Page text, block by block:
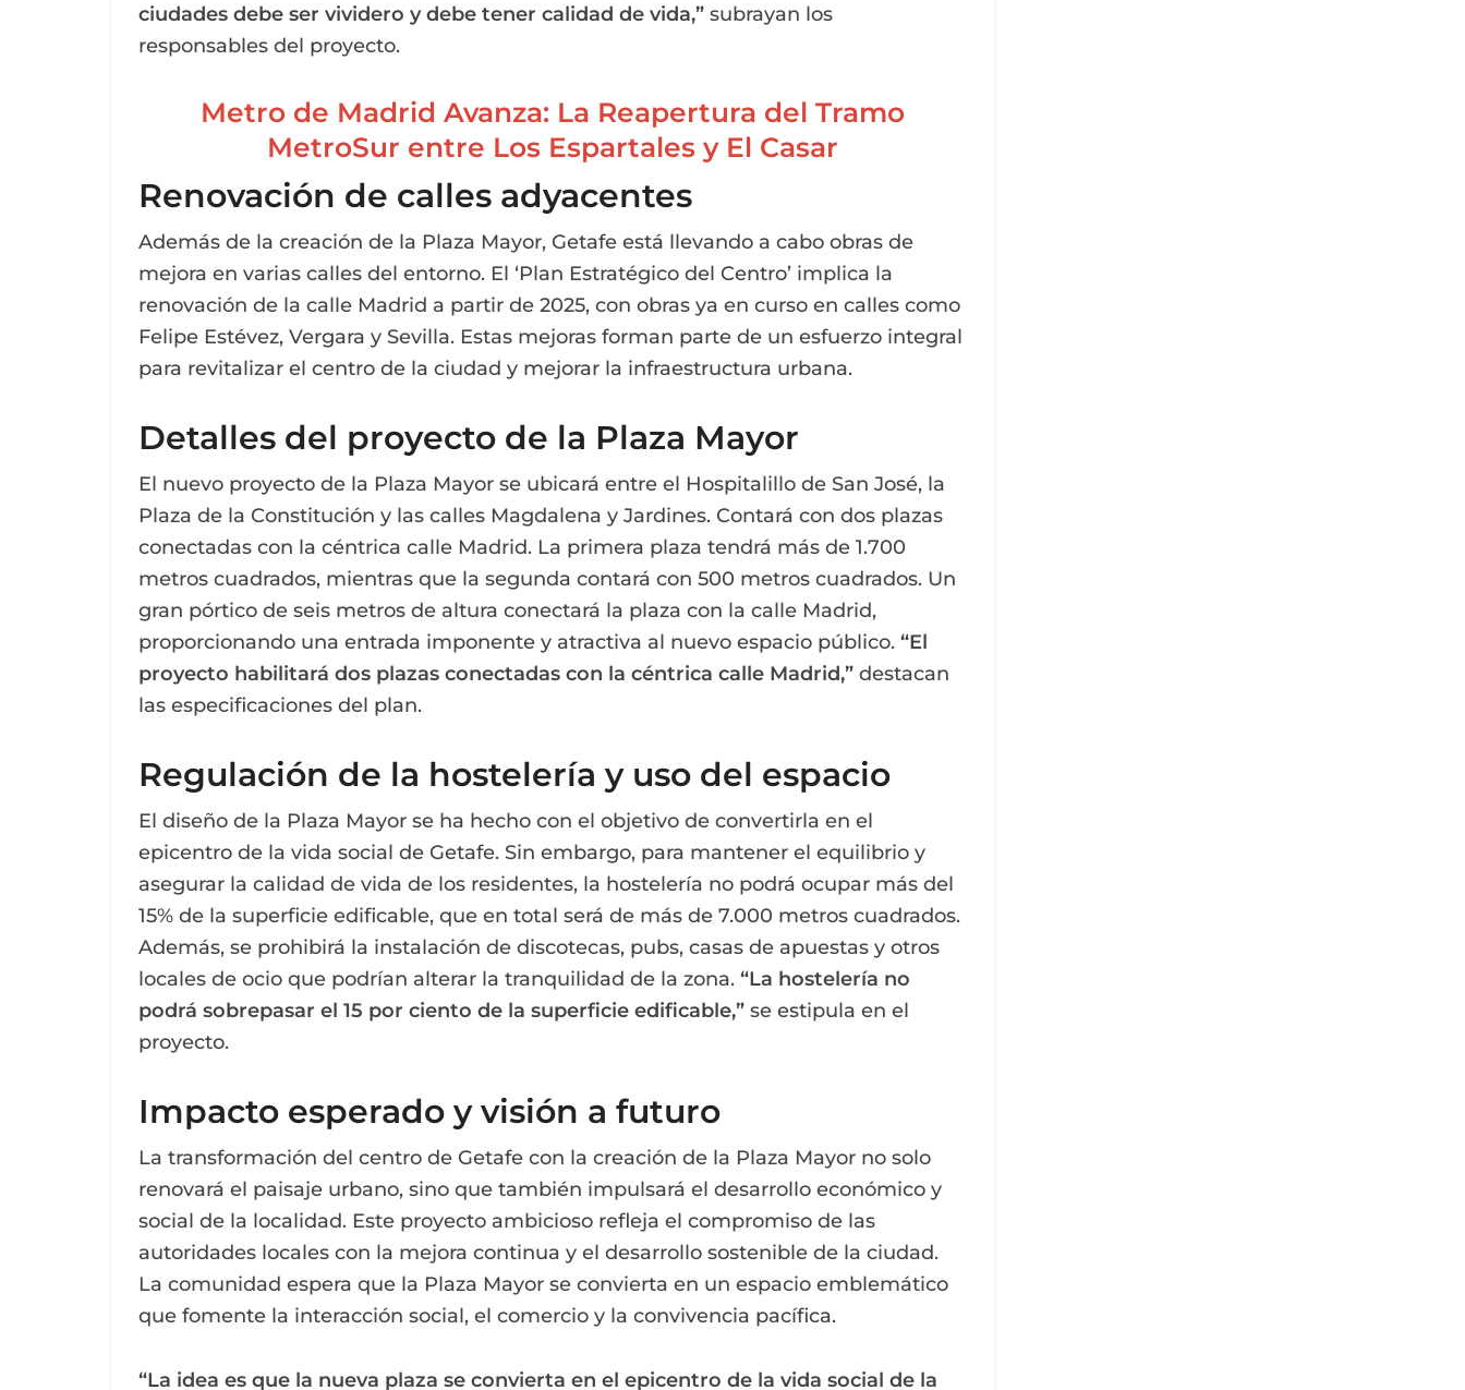
ciudades debe ser vividero y debe tener calidad de vida,” subrayan los
responsables del proyecto.
Metro de Madrid Avanza: La Reapertura del Tramo
MetroSur entre Los Espartales y El Casar
Renovación de calles adyacentes
Además de la creación de la Plaza Mayor, Getafe está llevando a cabo obras de
mejora en varias calles del entorno. El ‘Plan Estratégico del Centro’ implica la
renovación de la calle Madrid a partir de 2025, con obras ya en curso en calles como
Felipe Estévez, Vergara y Sevilla. Estas mejoras forman parte de un esfuerzo integral
para revitalizar el centro de la ciudad y mejorar la infraestructura urbana.
Detalles del proyecto de la Plaza Mayor
El nuevo proyecto de la Plaza Mayor se ubicará entre el Hospitalillo de San José, la
Plaza de la Constitución y las calles Magdalena y Jardines. Contará con dos plazas
conectadas con la céntrica calle Madrid. La primera plaza tendrá más de 1.700
metros cuadrados, mientras que la segunda contará con 500 metros cuadrados. Un
gran pórtico de seis metros de altura conectará la plaza con la calle Madrid,
proporcionando una entrada imponente y atractiva al nuevo espacio público. “El
proyecto habilitará dos plazas conectadas con la céntrica calle Madrid,” destacan
las especificaciones del plan.
Regulación de la hostelería y uso del espacio
El diseño de la Plaza Mayor se ha hecho con el objetivo de convertirla en el
epicentro de la vida social de Getafe. Sin embargo, para mantener el equilibrio y
asegurar la calidad de vida de los residentes, la hostelería no podrá ocupar más del
15% de la superficie edificable, que en total será de más de 7.000 metros cuadrados.
Además, se prohibirá la instalación de discotecas, pubs, casas de apuestas y otros
locales de ocio que podrían alterar la tranquilidad de la zona. “La hostelería no
podrá sobrepasar el 15 por ciento de la superficie edificable,” se estipula en el
proyecto.
Impacto esperado y visión a futuro
La transformación del centro de Getafe con la creación de la Plaza Mayor no solo
renovará el paisaje urbano, sino que también impulsará el desarrollo económico y
social de la localidad. Este proyecto ambicioso refleja el compromiso de las
autoridades locales con la mejora continua y el desarrollo sostenible de la ciudad.
La comunidad espera que la Plaza Mayor se convierta en un espacio emblemático
que fomente la interacción social, el comercio y la convivencia pacífica.
“La idea es que la nueva plaza se convierta en el epicentro de la vida social de la